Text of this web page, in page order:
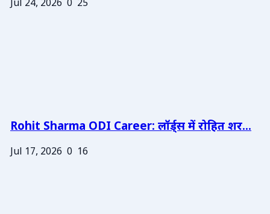
Jul 24, 2026 0 25
Rohit Sharma ODI Career: लॉर्ड्स में रोहित शर...
Jul 17, 2026 0 16